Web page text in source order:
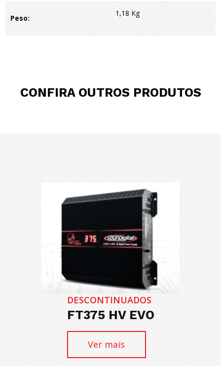
Peso:
1,18 Kg
CONFIRA OUTROS PRODUTOS
DESCONTINUADOS
FT375 HV EVO
Ver mais